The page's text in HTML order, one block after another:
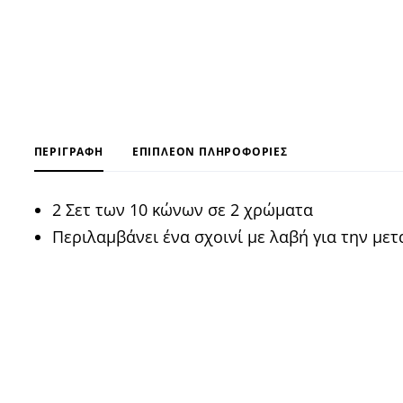
ΠΕΡΙΓΡΑΦΉ ΕΠΙΠΛΈΟΝ ΠΛΗΡΟΦΟΡΊΕΣ
2 Σετ των 10 κώνων σε 2 χρώματα
Περιλαμβάνει ένα σχοινί με λαβή για την